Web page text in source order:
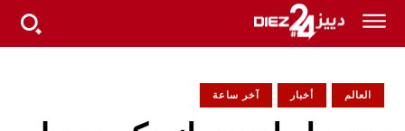
آخر ساعة أخبار العالم